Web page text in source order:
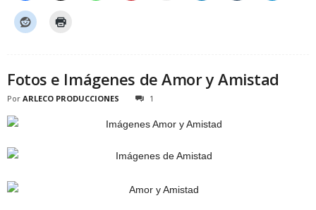
Fotos e Imágenes de Amor y Amistad
Por ARLECO PRODUCCIONES 1